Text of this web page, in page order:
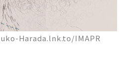
Harada.lnk.to/IMAPR